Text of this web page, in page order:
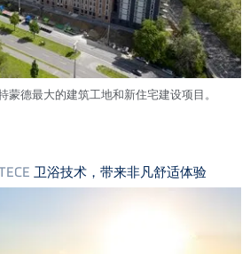
蒙德最大的建筑工地和新住宅建设项目。
卫浴技术，带来非凡舒适体验